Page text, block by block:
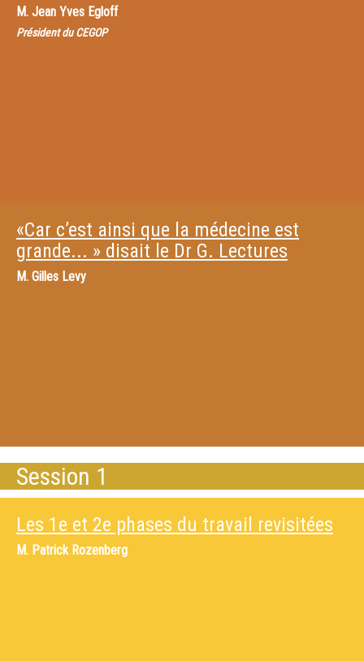
M. Jean Yves Egloff
Président du CEGOP
«Car c’est ainsi que la médecine est
grande... » disait le Dr G. Lectures
M. Gilles Levy
Session 1
Les 1e et 2e phases du travail revisitées
M. Patrick Rozenberg